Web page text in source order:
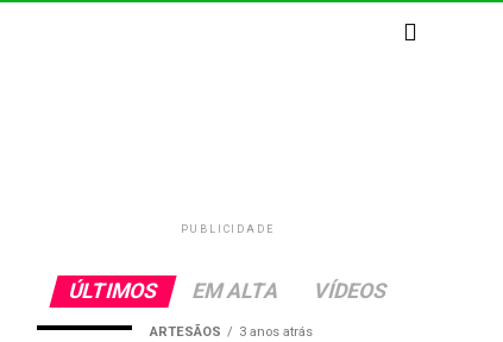
PUBLICIDADE
ÚLTIMOS EM ALTA VÍDEOS
ARTESÃOS 3 anos atrás